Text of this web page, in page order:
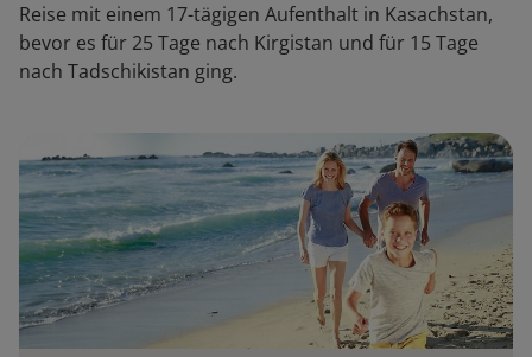
Reise mit einem 17-tägigen Aufenthalt in Kasachstan,
bevor es für 25 Tage nach Kirgistan und für 15 Tage
nach Tadschikistan ging.